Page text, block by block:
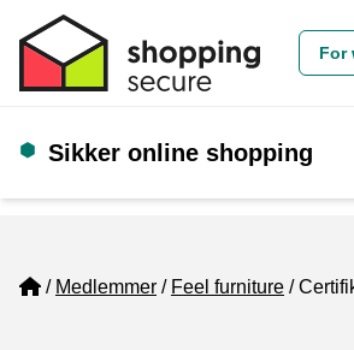
For
Sikker online shopping
Home
Medlemmer Feel furniture